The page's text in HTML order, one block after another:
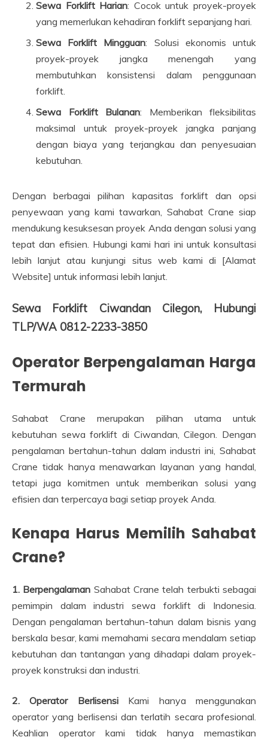
Sewa Forklift Harian: Cocok untuk proyek-proyek
yang memerlukan kehadiran forklift sepanjang hari.
Sewa Forklift Mingguan: Solusi ekonomis untuk
proyek-proyek jangka menengah yang
membutuhkan konsistensi dalam penggunaan
forklift.
Sewa Forklift Bulanan: Memberikan fleksibilitas
maksimal untuk proyek-proyek jangka panjang
dengan biaya yang terjangkau dan penyesuaian
kebutuhan.
Dengan berbagai pilihan kapasitas forklift dan opsi
penyewaan yang kami tawarkan, Sahabat Crane siap
mendukung kesuksesan proyek Anda dengan solusi yang
tepat dan efisien. Hubungi kami hari ini untuk konsultasi
lebih lanjut atau kunjungi situs web kami di [Alamat
Website] untuk informasi lebih lanjut.
Sewa Forklift Ciwandan Cilegon, Hubungi
TLP/WA 0812-2233-3850
Operator Berpengalaman Harga
Termurah
Sahabat Crane merupakan pilihan utama untuk
kebutuhan sewa forklift di Ciwandan, Cilegon. Dengan
pengalaman bertahun-tahun dalam industri ini, Sahabat
Crane tidak hanya menawarkan layanan yang handal,
tetapi juga komitmen untuk memberikan solusi yang
efisien dan terpercaya bagi setiap proyek Anda.
Kenapa Harus Memilih Sahabat
Crane?
1. Berpengalaman Sahabat Crane telah terbukti sebagai
pemimpin dalam industri sewa forklift di Indonesia.
Dengan pengalaman bertahun-tahun dalam bisnis yang
berskala besar, kami memahami secara mendalam setiap
kebutuhan dan tantangan yang dihadapi dalam proyek-
proyek konstruksi dan industri.
2. Operator BerlisensiKami hanya menggunakan
operator yang berlisensi dan terlatih secara profesional.
Keahlian operator kami tidak hanya memastikan